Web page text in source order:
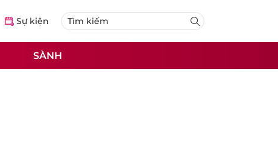
Sự kiện
SÀNH